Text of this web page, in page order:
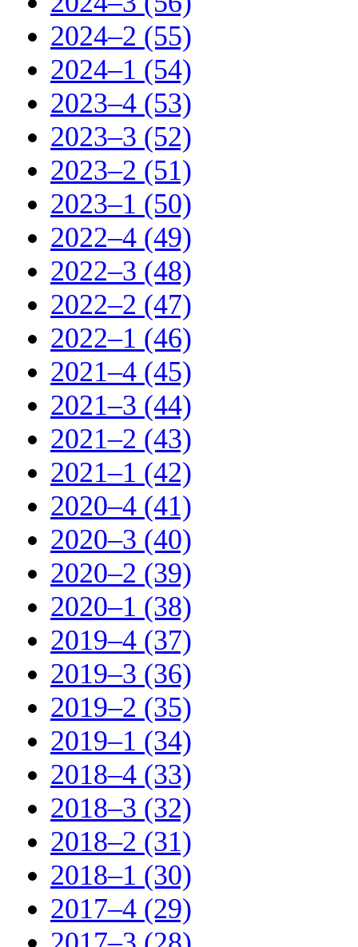
2024–2 (55)
2024–1 (54)
2023–4 (53)
2023–3 (52)
2023–2 (51)
2023–1 (50)
2022–4 (49)
2022–3 (48)
2022–2 (47)
2022–1 (46)
2021–4 (45)
2021–3 (44)
2021–2 (43)
2021–1 (42)
2020–4 (41)
2020–3 (40)
2020–2 (39)
2020–1 (38)
2019–4 (37)
2019–3 (36)
2019–2 (35)
2019–1 (34)
2018–4 (33)
2018–3 (32)
2018–2 (31)
2018–1 (30)
2017–4 (29)